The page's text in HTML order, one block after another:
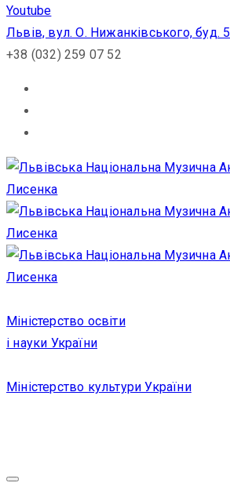
Youtube
Львів, вул. О. Нижанківського, буд. 5
+38 (032) 259 07 52
Міністерство освіти
і науки України
Міністерство культури України